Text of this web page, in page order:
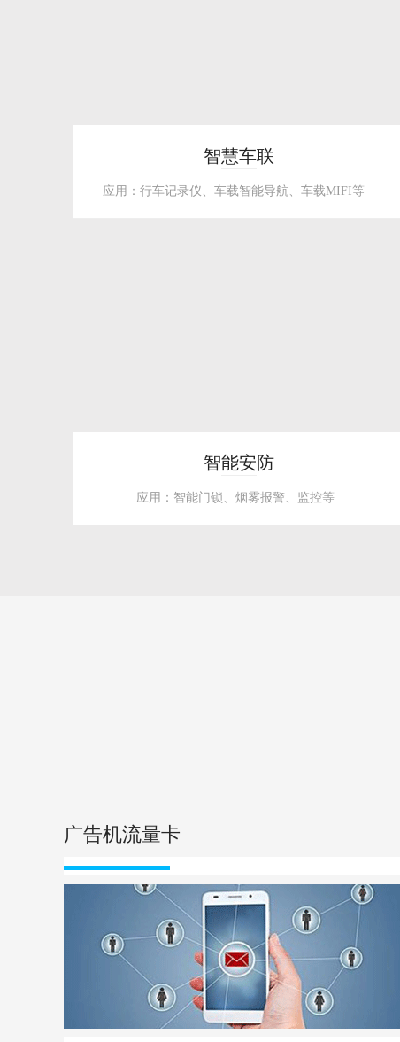
智慧车联
应用：行车记录仪、车载智能导航、车载MIFI等
智能安防
应用：智能门锁、烟雾报警、监控等
广告机流量卡